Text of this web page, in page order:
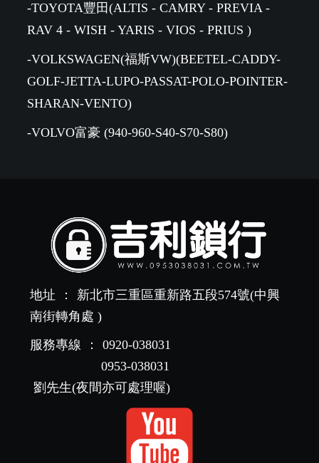
-TOYOTA豐田(ALTIS - CAMRY - PREVIA -
RAV 4 - WISH - YARIS - VIOS - PRIUS )
-VOLKSWAGEN(福斯VW)(BEETEL-CADDY-
GOLF-JETTA-LUPO-PASSAT-POLO-POINTER-
SHARAN-VENTO)
-VOLVO富豪 (940-960-S40-S70-S80)
地址 ：
新北市三重區重新路五段574號(中興
南街轉角處 )
服務專線
：
0920-038031
0953-038031
劉先生(夜間亦可處理喔)